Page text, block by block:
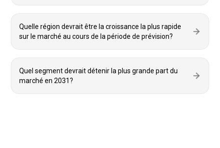
Quelle région devrait être la croissance la plus rapide
sur le marché au cours de la période de prévision?
Quel segment devrait détenir la plus grande part du
marché en 2031?